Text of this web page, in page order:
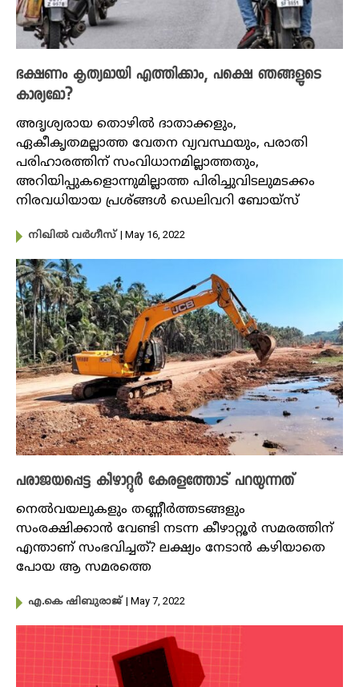
ഭക്ഷണം കൃത്യമായി എത്തിക്കാം, പക്ഷെ ഞങ്ങളുടെ
കാര്യമോ?
അദൃശ്യരായ തൊഴിൽ ദാതാക്കളും,
ഏകീകൃതമല്ലാത്ത വേതന വ്യവസ്ഥയും, പരാതി
പരിഹാരത്തിന് സംവിധാനമില്ലാത്തതും,
അറിയിപ്പുകളൊന്നുമില്ലാത്ത പിരിച്ചുവിടലുമടക്കം
നിരവധിയായ പ്രശ്ങ്ങൾ ഡെലിവറി ബോയ്സ്
നിഖില്‍ വര്‍ഗീസ്‌ | May 16, 2022
പരാജയപ്പെട്ട കീഴാറ്റൂർ കേരളത്തോട് പറയുന്നത്
നെൽവയലുകളും തണ്ണീർത്തടങ്ങളും
സംരക്ഷിക്കാൻ വേണ്ടി നടന്ന കീഴാറ്റൂർ സമരത്തിന്
എന്താണ് സംഭവിച്ചത്? ലക്ഷ്യം നേടാൻ കഴിയാതെ
പോയ ആ സമരത്തെ
എ.കെ ഷിബുരാജ് | May 7, 2022